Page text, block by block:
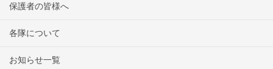
保護者の皆様へ
各隊について
お知らせ一覧